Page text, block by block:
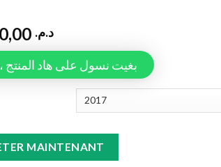
د.م.
مرحباً Tapiauto، بغيت نسول على هاد المنتج
+Tapis Gris Arona quantity
MAINTENANT